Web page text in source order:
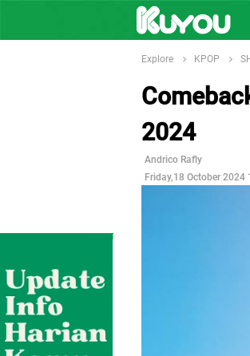
Explore KPOP
2024
Andrico Rafly
Friday,18 October 2024